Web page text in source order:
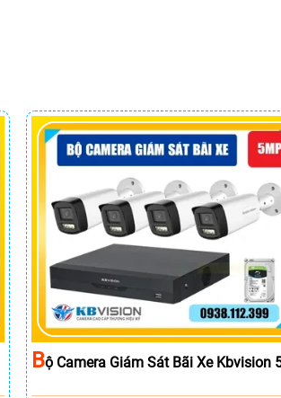
BỘ Camera Giám Sát Bãi Xe Kbvision